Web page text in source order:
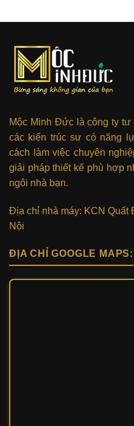
Mộc Minh Đức là công ty
các kiến trúc sư có năng
cách làm việc chuyên
giải pháp thiết kế phù hợp
ngôi nhà bạn.
Địa chỉ nhà máy: KCN Quất
Nội
ĐỊA CHỈ GOOGLE MAPS: